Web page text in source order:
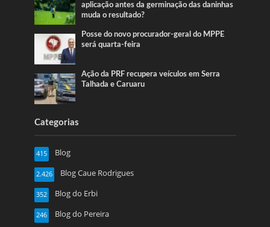
aplicação antes da germinação das daninhas
muda o resultado?
Posse do novo procurador-geral do MPPE
será quarta-feira
Ação da PRF recupera veículos em Serra
Talhada e Caruaru
Categorias
Blog
415
Blog Caue Rodrigues
2.426
Blog do Erbi
352
Blog do Pereira
246